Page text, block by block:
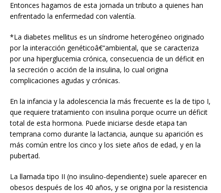
Entonces hagamos de esta jornada un tributo a quienes han
enfrentado la enfermedad con valentía.
*La diabetes mellitus es un síndrome heterogéneo originado
por la interacción genéticoâ€“ambiental, que se caracteriza
por una hiperglucemia crónica, consecuencia de un déficit en
la secreción o acción de la insulina, lo cual origina
complicaciones agudas y crónicas.
En la infancia y la adolescencia la más frecuente es la de tipo I,
que requiere tratamiento con insulina porque ocurre un déficit
total de esta hormona. Puede iniciarse desde etapa tan
temprana como durante la lactancia, aunque su aparición es
más común entre los cinco y los siete años de edad, y en la
pubertad.
La llamada tipo II (no insulino-dependiente) suele aparecer en
obesos después de los 40 años, y se origina por la resistencia